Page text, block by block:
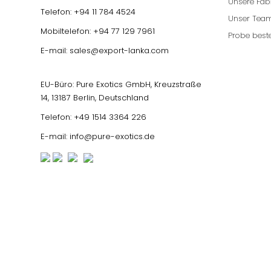
Telefon: +94 11 784 4524
Mobiltelefon: +94 77 129 7961
E-mail: sales@export-lanka.com
EU-Büro: Pure Exotics GmbH, Kreuzstraße
14, 13187 Berlin, Deutschland
Telefon: +49 1514 3364 226
E-mail: info@pure-exotics.de
Unser
Probe